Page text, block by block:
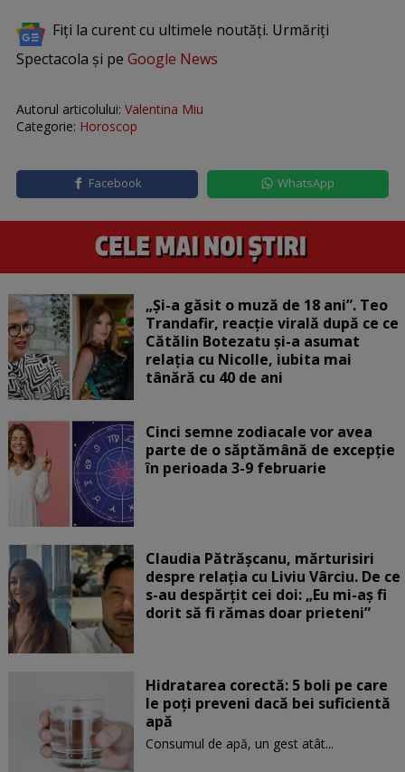
Fiți la curent cu ultimele noutăți. Urmăriți
Spectacola și pe Google News
Autorul articolului: Valentina Miu
Categorie: Horoscop
Facebook WhatsApp
„Și-a găsit o muză de 18 ani”. Teo
Trandafir, reacție virală după ce ce
Cătălin Botezatu și-a asumat
relația cu Nicolle, iubita mai
tânără cu 40 de ani
Cinci semne zodiacale vor avea
parte de o săptămână de excepție
în perioada 3-9 februarie
Claudia Pătrășcanu, mărturisiri
despre relația cu Liviu Vârciu. De ce
s-au despărțit cei doi: „Eu mi-aș fi
dorit să fi rămas doar prieteni”
Hidratarea corectă: 5 boli pe care
le poți preveni dacă bei suficientă
apă
Consumul de apă, un gest atât...